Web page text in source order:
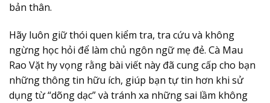
bản thân.
Hãy luôn giữ thói quen kiểm tra, tra cứu và không
ngừng học hỏi để làm chủ ngôn ngữ mẹ đẻ. Cà Mau
Rao Vặt hy vọng rằng bài viết này đã cung cấp cho bạn
những thông tin hữu ích, giúp bạn tự tin hơn khi sử
dụng từ “dõng dạc” và tránh xa những sai lầm không